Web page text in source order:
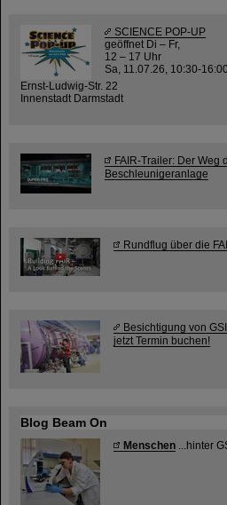
SCIENCE POP-UP
geöffnet Di – Fr,
12 – 17 Uhr
Sa, 11.07.26, 10:30-
Ernst-Ludwig-Str. 22
Innenstadt Darmstadt
FAIR-Trailer: Der Weg
Beschleunigeranlage
Rundflug über die
Besichtigung von
jetzt Termin buchen!
Blog Beam On
Menschen ...hinter